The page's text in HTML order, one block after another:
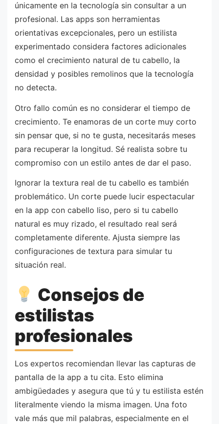
únicamente en la tecnología sin consultar a un
profesional. Las apps son herramientas
orientativas excepcionales, pero un estilista
experimentado considera factores adicionales
como el crecimiento natural de tu cabello, la
densidad y posibles remolinos que la tecnología
no detecta.
Otro fallo común es no considerar el tiempo de
crecimiento. Te enamoras de un corte muy corto
sin pensar que, si no te gusta, necesitarás meses
para recuperar la longitud. Sé realista sobre tu
compromiso con un estilo antes de dar el paso.
Ignorar la textura real de tu cabello es también
problemático. Un corte puede lucir espectacular
en la app con cabello liso, pero si tu cabello
natural es muy rizado, el resultado real será
completamente diferente. Ajusta siempre las
configuraciones de textura para simular tu
situación real.
Consejos de
estilistas
profesionales
Los expertos recomiendan llevar las capturas de
pantalla de la app a tu cita. Esto elimina
ambigüedades y asegura que tú y tu estilista estén
literalmente viendo la misma imagen. Una foto
vale más que mil palabras, especialmente en el